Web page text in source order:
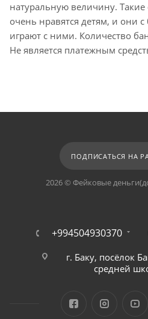
натуральную величину.
очень нравятся детям, и они
играют с ними. Количество
Не является платежным
ПОДПИСАТЬСЯ НА
2026 © Фейковые
+994504930370
г. Баку, посёлок
средней